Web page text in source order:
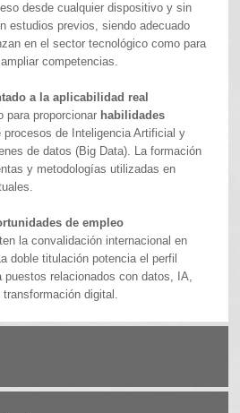
desde cualquier dispositivo y sin
estudios previos, siendo adecuado
en el sector tecnológico como para
competencias.
a la aplicabilidad real
para proporcionar habilidades
de Inteligencia Artificial y
de datos (Big Data). La formación
y metodologías utilizadas en
de empleo
la convalidación internacional en
doble titulación potencia el perfil
puestos relacionados con datos, IA,
digital.